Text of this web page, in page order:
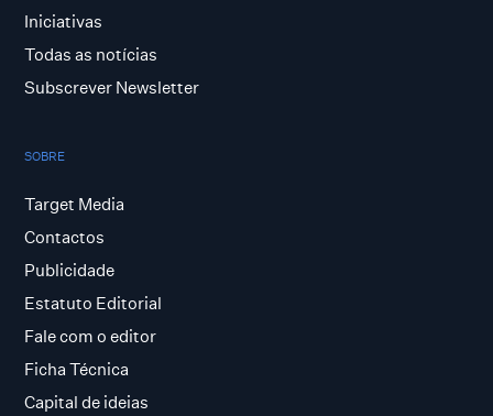
Iniciativas
Todas as notícias
Subscrever Newsletter
SOBRE
Target Media
Contactos
Publicidade
Estatuto Editorial
Fale com o editor
Ficha Técnica
Capital de ideias